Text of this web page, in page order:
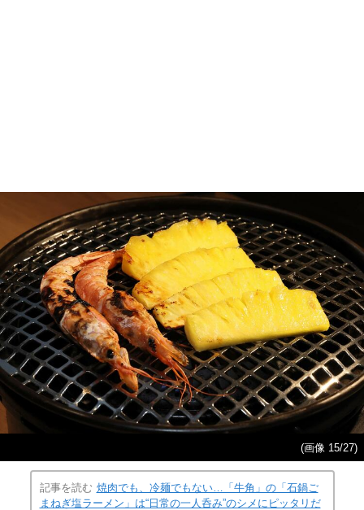
(画像 15/27)
記事を読む 焼肉でも、冷麺でもない…「牛角」の「石鍋ご
まねぎ塩ラーメン」は“日常の一人呑み”のシメにピッタリだ